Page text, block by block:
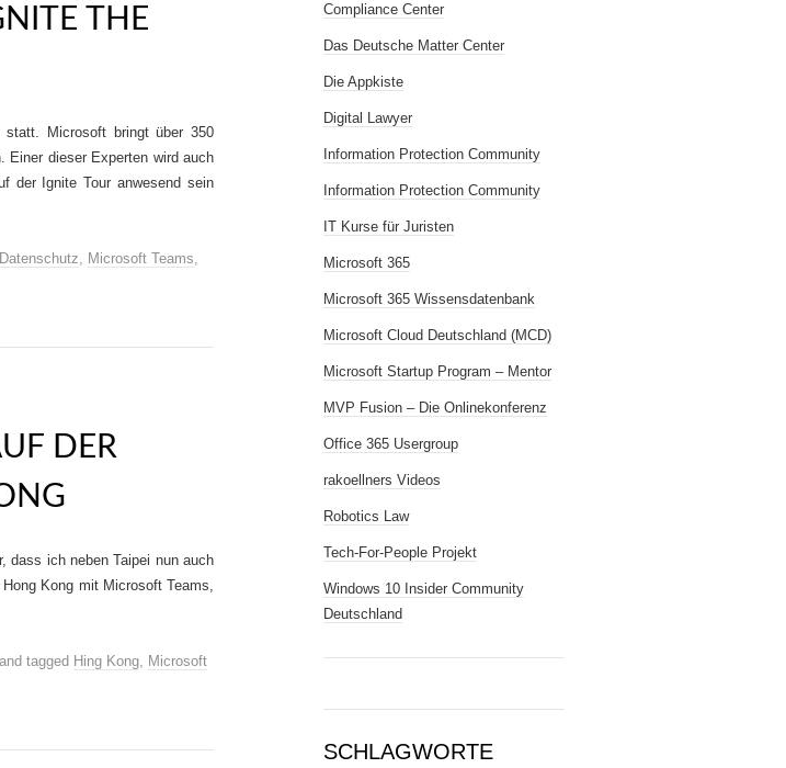
THE
Microsoft bringt über 350
Einer dieser Experten wird auch
der Ignite Tour anwesend sein
Datenschutz, Microsoft Teams,
DER
dass ich neben Taipei nun auch
Kong mit Microsoft Teams,
and tagged Hing Kong, Microsoft
Compliance Center
Das Deutsche Matter Center
Die Appkiste
Digital Lawyer
Information Protection Community
Information Protection Community
IT Kurse für Juristen
Microsoft 365
Microsoft 365 Wissensdatenbank
Microsoft Cloud Deutschland (MCD)
Microsoft Startup Program – Mentor
MVP Fusion – Die Onlinekonferenz
Office 365 Usergroup
rakoellners Videos
Robotics Law
Tech-For-People Projekt
Windows 10 Insider Community
Deutschland
SCHLAGWORTE